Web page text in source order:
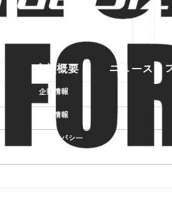
会社概要 ニュース・
企業情報
採用情報
プライバシー